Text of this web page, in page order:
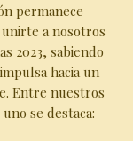
permanece
a nosotros
2023, sabiendo
hacia un
Entre nuestros
se destaca: